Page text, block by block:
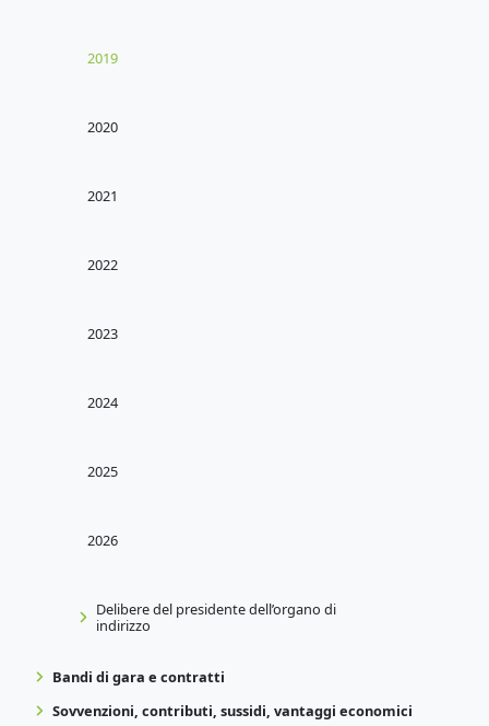
2019
2020
2021
2022
2023
2024
2025
2026
Delibere del presidente dell’organo di
indirizzo
Bandi di gara e contratti
Sovvenzioni, contributi, sussidi, vantaggi economici